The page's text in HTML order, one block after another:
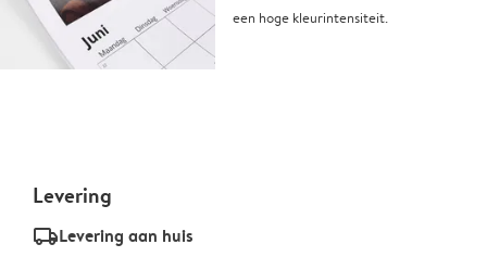
een hoge kleurintensiteit.
Levering
delivery_standard_v2Levering aan huis